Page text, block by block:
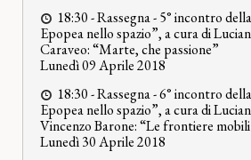
18:30 -Rassegna-5° incontro
Epopea nello spazio”, a cura di
Caraveo: “Marte, che passione”
Lunedì 09 Aprile 2018
18:30 -Rassegna-6° incontro
Epopea nello spazio”, a cura di
Vincenzo Barone: “Le frontiere
Lunedì 30 Aprile 2018